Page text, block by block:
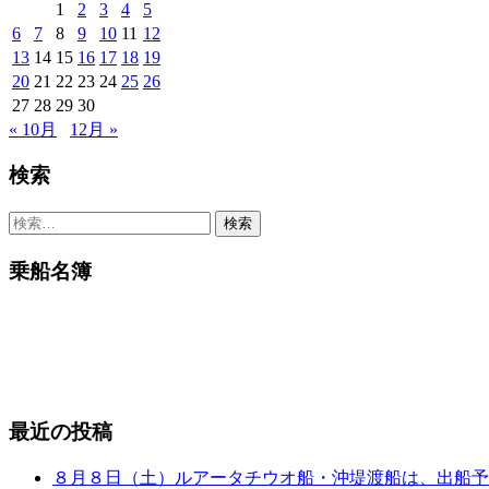
1 2 3 4
5
6
7 8 9 10 11 12
13 14 15 16 17 18 19
20 21 22 23 24 25 26
27 28 29 30
« 10月
12月 »
検索
検
乗船名簿
最近の投稿
８月８日（土）ルアータチウオ船・沖堤渡船は、出船